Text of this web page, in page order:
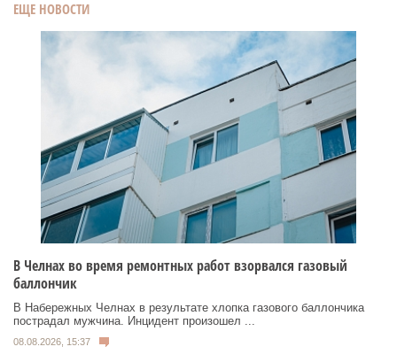
ЕЩЕ НОВОСТИ
В Челнах во время ремонтных работ взорвался газовый
баллончик
В Набережных Челнах в результате хлопка газового баллончика
пострадал мужчина. Инцидент произошел ...
08.08.2026, 15:37